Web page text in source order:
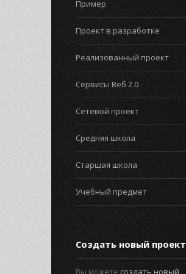
Пример
Проект в разработке
Реализованный проект
Сервисы Веб 2.0
Сетевой проект
Средняя школа
Старшая школа
Учебный предмет
Создать новый проект
Вы можете создать новый